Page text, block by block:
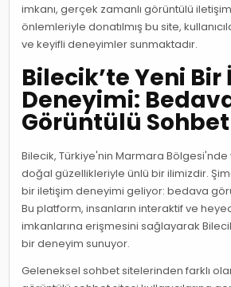
imkanı, gerçek zamanlı görüntülü
önlemleriyle donatılmış bu site,
ve keyifli deneyimler sunmaktadır.
Bilecik’te Yeni
Deneyimi:
Görüntülü
Bilecik, Türkiye'nin Marmara
doğal güzellikleriyle ünlü bir ilimizdir.
bir iletişim deneyimi geliyor: bedava
Bu platform, insanların interaktif ve
imkanlarına erişmesini sağlayarak
bir deneyim sunuyor.
Geleneksel sohbet sitelerinden farklı